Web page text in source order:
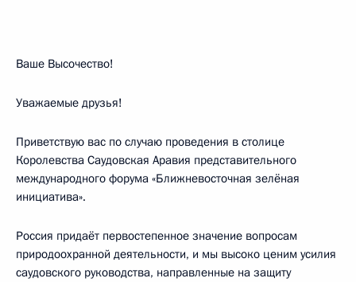
Ваше Высочество!
Уважаемые друзья!
Приветствую вас по случаю проведения в столице
Королевства Саудовская Аравия представительного
международного форума «Ближневосточная зелёная
инициатива».
Россия придаёт первостепенное значение вопросам
природоохранной деятельности, и мы высоко ценим усилия
саудовского руководства, направленные на защиту